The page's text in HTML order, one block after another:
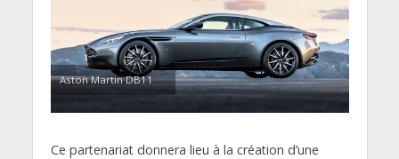
Aston Martin DB11
Ce partenariat donnera lieu à la création d’une